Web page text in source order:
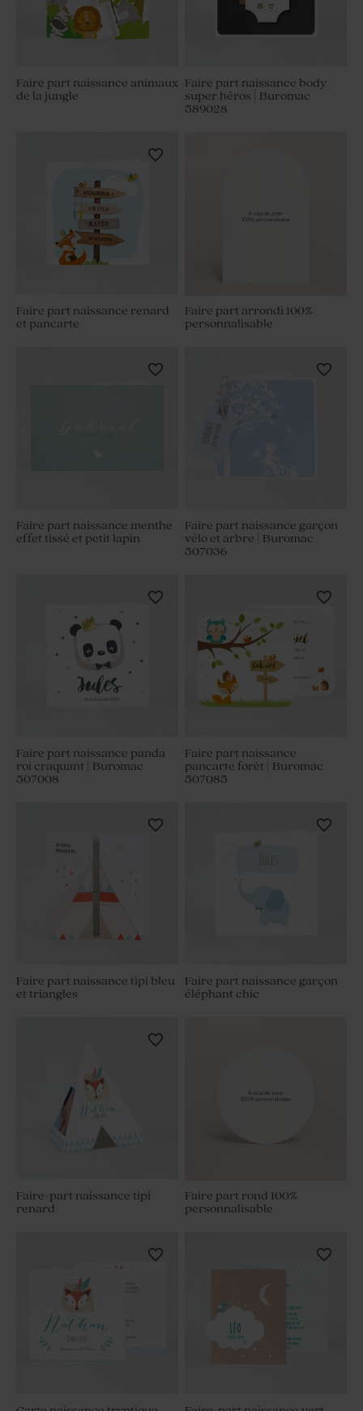
Faire part arrondi 100%
personnalisable
Faire part rond 100%
personnalisable
Faire part naissance animaux
de la jungle
Faire part naissance body
super héros | Buromac
589028
Faire part naissance renard
et pancarte
Faire part naissance menthe
effet tissé et petit lapin
Faire part naissance garçon
vélo et arbre | Buromac
507036
Faire part naissance panda
roi craquant | Buromac
507008
Faire part naissance
pancarte forêt | Buromac
507085
Faire part naissance tipi bleu
et triangles
Faire part naissance garçon
éléphant chic
Faire-part naissance tipi
renard